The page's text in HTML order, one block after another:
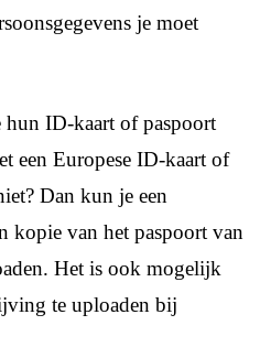
je moet
hun ID-kaart of paspoort
een Europese ID-kaart of
Dan kun je een
kopie van het paspoort van
Het is ook mogelijk
te uploaden bij